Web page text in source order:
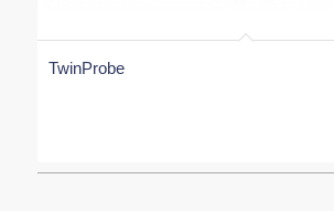
TwinProbe